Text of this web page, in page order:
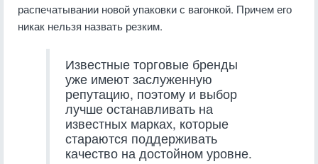
распечатывании новой упаковки с вагонкой. Причем его
никак нельзя назвать резким.
Известные торговые бренды
уже имеют заслуженную
репутацию, поэтому и выбор
лучше останавливать на
известных марках, которые
стараются поддерживать
качество на достойном уровне.